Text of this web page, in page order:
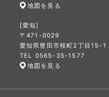
地図を見る
[愛知]
〒471-0029
愛知県豊田市桜町2丁目15-1
TEL 0565-35-1577
地図を見る